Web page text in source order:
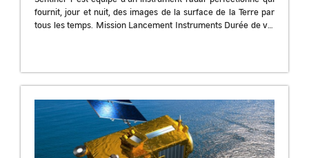
fournit, jour et nuit, des images de la surface de la Terre par
tous les temps. Mission Lancement Instruments Durée de vie